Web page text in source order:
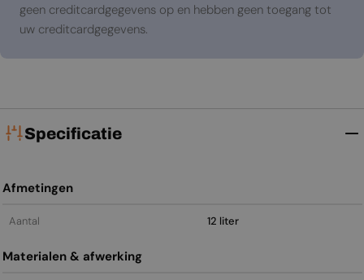
geen creditcardgegevens op en hebben geen toegang tot
uw creditcardgegevens.
Specificatie
Afmetingen
Aantal 12 liter
Materialen & afwerking